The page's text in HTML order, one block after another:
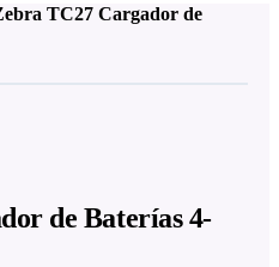
TC27 Cargador de
de Baterías 4-